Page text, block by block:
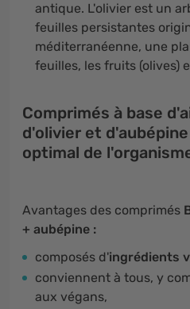
antique. L'olivier est un
feuilles persistantes
méditerranéenne, une
feuilles, les fruits (olives)
Comprimés à base
d'olivier et
optimal de
Avantages des comprimés
+ aubépine :
composés d'ingrédients
conviennent à tous, y
aux végans,